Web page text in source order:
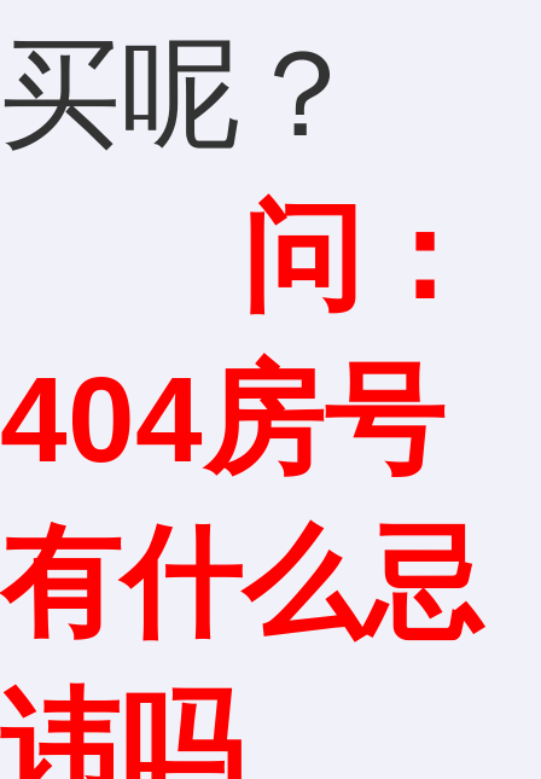
买呢？
问：
404房号
有什么忌
讳吗